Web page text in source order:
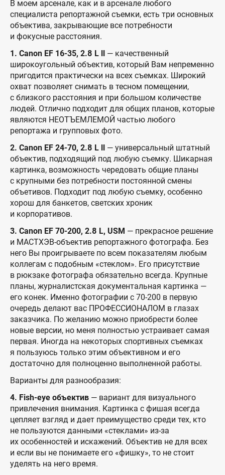
В моем арсенале, как и в арсенале любого
специалиста репортажной съемки, есть три основных
объектива, закрывающие все потребности
и фокусные расстояния.
1. Canon EF 16-35, 2.8 L ll — качественный
широкоугольный объектив, который Вам непременно
пригодится практически на всех съемках. Широкий
охват позволяет снимать в тесном помещении,
с близкого расстояния и при большом количестве
людей. Отлично подходит для общих планов, которые
являются НЕОТЪЕМЛЕМОЙ частью любого
репортажа и групповых фото.
2. Canon EF 24-70, 2.8 L ll — универсальный штатный
объектив, подходящий под любую съемку. Шикарная
картинка, возможность чередовать общие планы
с крупными без потребности постоянной смены
объетивов. Подходит под любую съемку, особенно
хорош для банкетов, светских хроник
и корпоративов.
3. Canon EF 70-200, 2.8 L, USM — прекрасное решение
и МАСТХЭВ-объектив репортажного фотографа. Без
него Вы проигрываете по всем показателям любым
коллегам с подобным «стеклом». Его присутствие
в рюкзаке фотографа обязательно всегда. Крупные
планы, журналистская документальная картинка —
его конек. Именно фотографии с 70-200 в первую
очередь делают вас ПРОФЕССИОНАЛОМ в глазах
заказчика. По желанию можно приобрести более
новые версии, но меня полностью устраивает самая
первая. Иногда на некоторых спортивных съемках
я пользуюсь только этим объективном и его
достаточно для полноценно выполненной работы.
Варианты для разнообразия:
4. Fish-eye объектив — вариант для визуального
привлечения внимания. Картинка с фишая всегда
цепляет взгляд и дает преимущество среди тех, кто
не пользуются данными «стеклами» из-за
их особенностей и искажений. Объектив не для всех
и если вы не понимаете его «фишку», то не стоит
уделять на него время.